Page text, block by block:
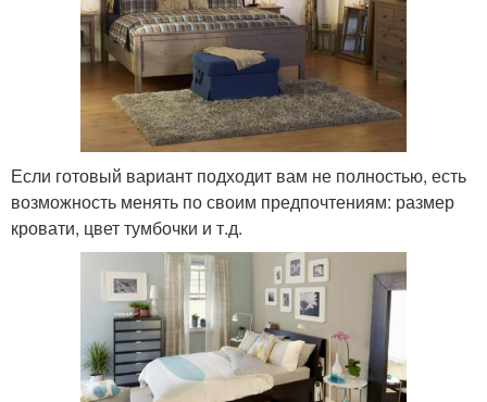
Если готовый вариант подходит вам не полностью, есть
возможность менять по своим предпочтениям: размер
кровати, цвет тумбочки и т.д.